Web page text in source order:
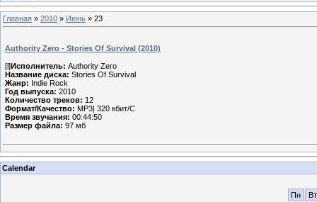
Главная » 2010 » Июнь » 23
Authority Zero - Stories Of Survival (2010)
[l]Исполнитель: Authority Zero
Название диска: Stories Of Survival
Жанр: Indie Rock
Год выпуска: 2010
Количество треков: 12
Формат/Качество: MP3| 320 кбит/С
Время звучания: 00:44:50
Размер файла: 97 мб
Calendar
Пн
Вт